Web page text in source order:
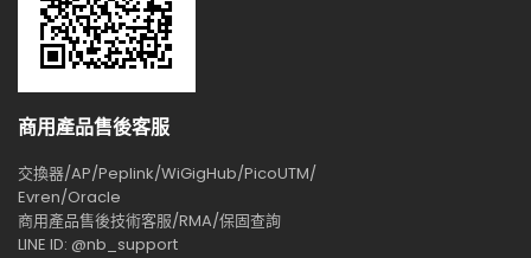
商用產品售後客服
交換器/AP/Peplink/WiGigHub/PicoUTM/
Evren/Oracle
商用產品售後技術客服/RMA/保固查詢
LINE ID: @nb_support